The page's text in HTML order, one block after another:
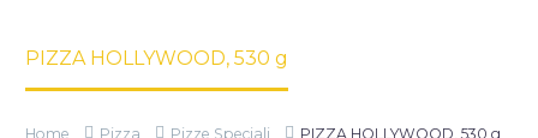
PIZZA HOLLYWOOD, 530 g
Home Pizza Pizze Speciali PIZZA HOLLYWOOD, 530 g